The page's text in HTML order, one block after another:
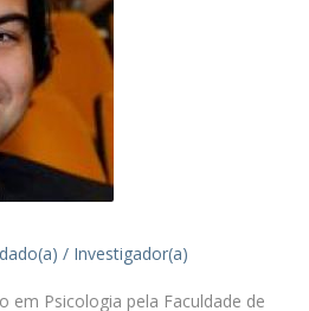
/ Investigador(a)
em Psicologia pela Faculdade de